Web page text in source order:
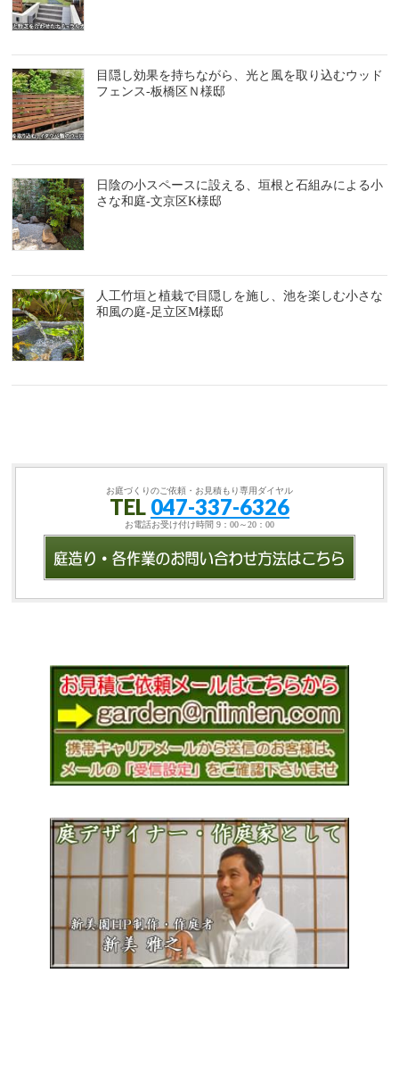
目隠し効果を持ちながら、光と風を取り込むウッド
フェンス-板橋区Ｎ様邸
日陰の小スペースに設える、垣根と石組みによる小
さな和庭-文京区K様邸
人工竹垣と植栽で目隠しを施し、池を楽しむ小さな
和風の庭-足立区M様邸
お庭づくりのご依頼・お見積もり専用ダイヤル
TEL 047-337-6326
お電話お受け付け時間 9：00～20：00